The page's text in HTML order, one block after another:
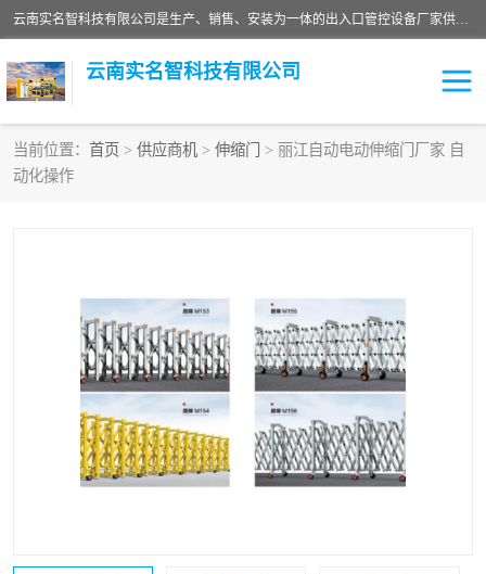
云南实名智科技有限公司是生产、销售、安装为一体的出入口管控设备厂家供应商。主营:电动伸缩门、道闸、广告道闸、重型空降闸、车牌识别、门禁通道、升降柱、岗亭、旗杆等智能设备。主营产品: 电动伸缩门,道闸门禁,车牌识别 生产、销售、安装为一体的出入口管控设备厂家源头供应商。
云南实名智科技有限公司
当前位置： 首页 > 供应商机 > 伸缩门
> 丽江自动电动伸缩门厂家 自
动化操作
车牌识别门系列
升降门系列 通道闸系列
小门系列 伸缩门